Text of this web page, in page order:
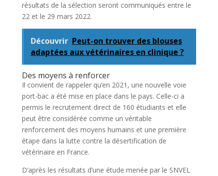
résultats de la sélection seront communiqués entre le
22 et le 29 mars 2022.
Découvrir Peut-on trouver des blouses
adaptées aux vétérinaires en clinique ?
Des moyens à renforcer
Il convient de rappeler qu’en 2021, une nouvelle voie
port-bac a été mise en place dans le pays. Celle-ci a
permis le recrutement direct de 160 étudiants et elle
peut être considérée comme un véritable
renforcement des moyens humains et une première
étape dans la lutte contre la désertification de
vétérinaire en France.
D’après les résultats d’une étude menée par le SNVEL